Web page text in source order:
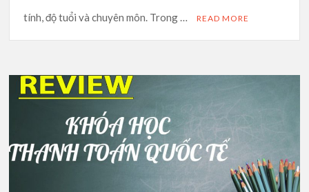
tính, độ tuổi và chuyên môn. Trong …
READ MORE